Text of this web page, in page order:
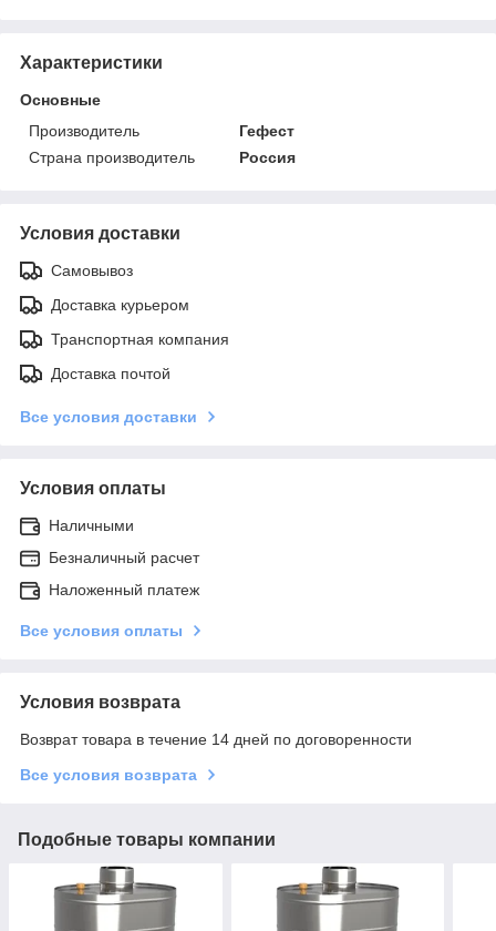
Характеристики
Основные
Производитель
Гефест
Страна производитель
Россия
Условия доставки
Самовывоз
Доставка курьером
Транспортная компания
Доставка почтой
Все условия доставки
Условия оплаты
Наличными
Безналичный расчет
Наложенный платеж
Все условия оплаты
Условия возврата
Возврат товара в течение 14 дней по договоренности
Все условия возврата
Подобные товары компании